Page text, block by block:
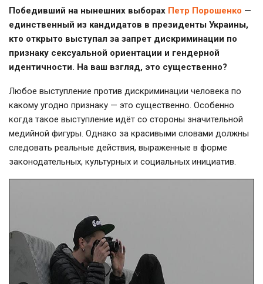
Победивший на нынешних выборах Петр Порошенко —
единственный из кандидатов в президенты Украины,
кто открыто выступал за запрет дискриминации по
признаку сексуальной ориентации и гендерной
идентичности. На ваш взгляд, это существенно?
Любое выступление против дискриминации человека по
какому угодно признаку — это существенно. Особенно
когда такое выступление идёт со стороны значительной
медийной фигуры. Однако за красивыми словами должны
следовать реальные действия, выраженные в форме
законодательных, культурных и социальных инициатив.